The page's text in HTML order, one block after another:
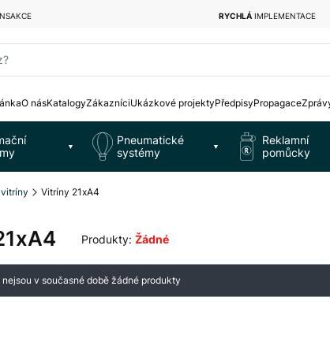
RYCHLÁIMPLEMENTACE
O násKatalogyZákazníciUkázkové projektyPředpisyPropagace
▼
Pneumatické
systémy
▼
Reklamní
pomůcky
Vitríny 21xA4
Produkty: Žádné
produktů
v současné době žádné produkty